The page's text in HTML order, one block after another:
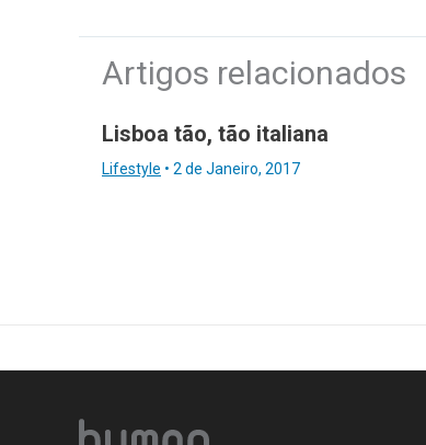
Artigos relacionados
Lisboa tão, tão italiana
Lifestyle • 2 de Janeiro, 2017